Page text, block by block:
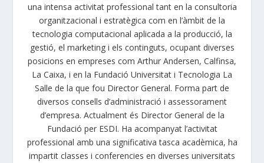
una intensa activitat professional tant en la consultoria
organitzacional i estratègica com en l’àmbit de la
tecnologia computacional aplicada a la producció, la
gestió, el marketing i els continguts, ocupant diverses
posicions en empreses com Arthur Andersen, Calfinsa,
La Caixa, i en la Fundació Universitat i Tecnologia La
Salle de la que fou Director General. Forma part de
diversos consells d’administració i assessorament
d’empresa. Actualment és Director General de la
Fundació per ESDI. Ha acompanyat l’activitat
professional amb una significativa tasca acadèmica, ha
impartit classes i conferencies en diverses universitats